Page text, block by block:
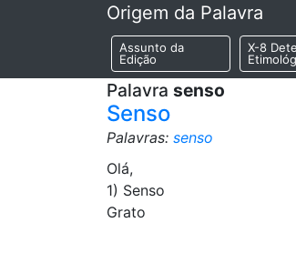
Origem da Palavra
Assunto da
Edição
X-8
Palavra senso
Senso
Palavras: senso
Olá,
1) Senso
Grato